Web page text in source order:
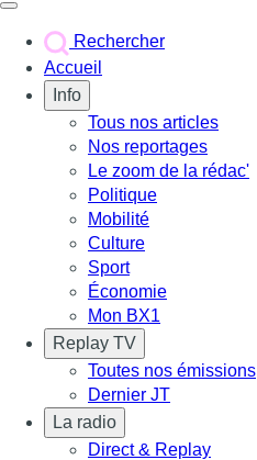
Rechercher
Accueil
Info
Tous nos articles
Nos reportages
Le zoom de la rédac'
Politique
Mobilité
Culture
Sport
Économie
Mon BX1
Replay TV
Toutes nos émissions
Dernier JT
La radio
Direct & Replay